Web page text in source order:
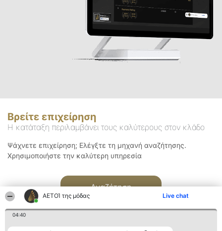
ΑΕΤΟΊ της μόδας Live chat
04:40
Βρείτε επιχείρηση
Η κατάταξη περιλαμβάνει τους καλύτερους στον κλάδο
Ψάχνετε επιχείρηση; Ελέγξτε τη μηχανή αναζήτησης.
Χρησιμοποιήστε την καλύτερη υπηρεσία
Αναζήτηση